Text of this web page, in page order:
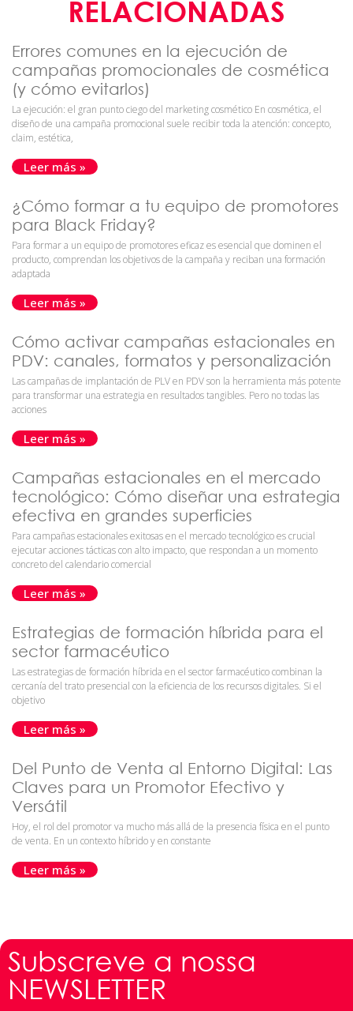
RELACIONADAS
Errores comunes en la ejecución de
campañas promocionales de cosmética
(y cómo evitarlos)
La ejecución: el gran punto ciego del marketing cosmético En cosmética, el
diseño de una campaña promocional suele recibir toda la atención: concepto,
claim, estética,
Leer más »
¿Cómo formar a tu equipo de promotores
para Black Friday?
Para formar a un equipo de promotores eficaz es esencial que dominen el
producto, comprendan los objetivos de la campaña y reciban una formación
adaptada
Leer más »
Cómo activar campañas estacionales en
PDV: canales, formatos y personalización
Las campañas de implantación de PLV en PDV son la herramienta más potente
para transformar una estrategia en resultados tangibles. Pero no todas las
acciones
Leer más »
Campañas estacionales en el mercado
tecnológico: Cómo diseñar una estrategia
efectiva en grandes superficies
Para campañas estacionales exitosas en el mercado tecnológico es crucial
ejecutar acciones tácticas con alto impacto, que respondan a un momento
concreto del calendario comercial
Leer más »
Estrategias de formación híbrida para el
sector farmacéutico
Las estrategias de formación híbrida en el sector farmacéutico combinan la
cercanía del trato presencial con la eficiencia de los recursos digitales. Si el
objetivo
Leer más »
Del Punto de Venta al Entorno Digital: Las
Claves para un Promotor Efectivo y
Versátil
Hoy, el rol del promotor va mucho más allá de la presencia física en el punto
de venta. En un contexto híbrido y en constante
Leer más »
Subscreve a nossa
NEWSLETTER